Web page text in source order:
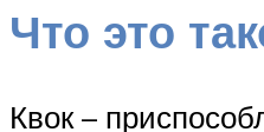
Что это
Квок –